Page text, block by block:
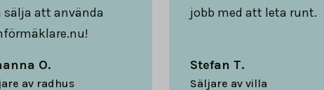
sälja att använda
O.
av radhus
jobb med att leta runt.
Stefan T.
Säljare av villa